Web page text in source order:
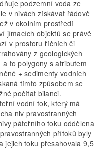
podzemní voda ze
v nivách získávat řádově
v okolním prostředí
jímacích objektů se právě
v prostoru říčních či
z geologických
a to polygony s atributem
+ sedimenty vodních
tímto způsobem se
počítat bilanci.
vodní tok, který má
niv pravostranných
páteřního toku oddělena
přítoků byly
jejich toku přesahovala 9,5